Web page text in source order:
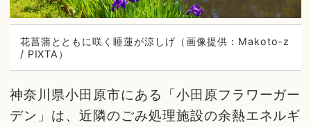
花菖蒲とともに咲く睡蓮が涼しげ（画像提供：Makoto-z
/ PIXTA）
神奈川県小田原市にある「小田原フラワーガー
デン」は、近隣のごみ処理施設の余熱エネルギ